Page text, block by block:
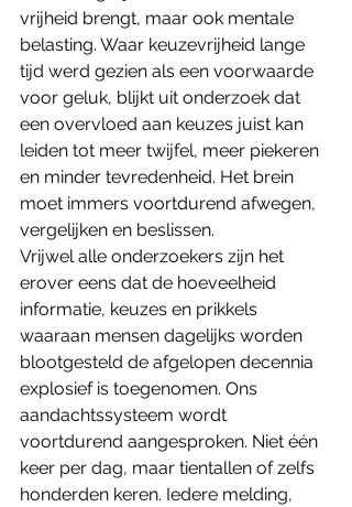
vrijheid brengt, maar ook mentale
belasting. Waar keuzevrijheid lange
tijd werd gezien als een voorwaarde
voor geluk, blijkt uit onderzoek dat
een overvloed aan keuzes juist kan
leiden tot meer twijfel, meer piekeren
en minder tevredenheid. Het brein
moet immers voortdurend afwegen,
vergelijken en beslissen.
Vrijwel alle onderzoekers zijn het
erover eens dat de hoeveelheid
informatie, keuzes en prikkels
waaraan mensen dagelijks worden
blootgesteld de afgelopen decennia
explosief is toegenomen. Ons
aandachtssysteem wordt
voortdurend aangesproken. Niet één
keer per dag, maar tientallen of zelfs
honderden keren. Iedere melding,